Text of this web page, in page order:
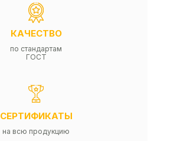
КАЧЕСТВО
по стандартам
ГОСТ
СЕРТИФИКАТЫ
на всю продукцию